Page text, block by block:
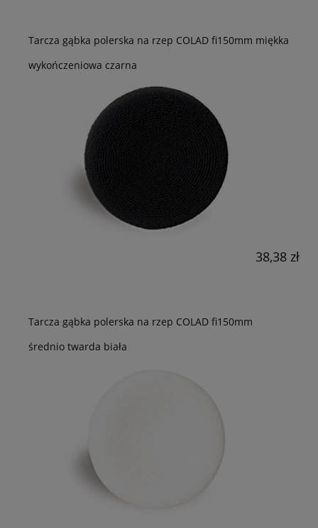
Tarcza gąbka polerska na rzep COLAD fi150mm miękka
wykończeniowa czarna
38,38 zł
Tarcza gąbka polerska na rzep COLAD fi150mm
średnio twarda biała